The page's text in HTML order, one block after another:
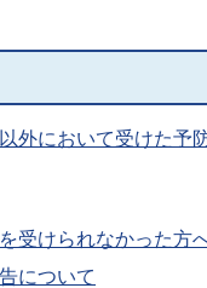
外において受けた予
受けられなかった方
について